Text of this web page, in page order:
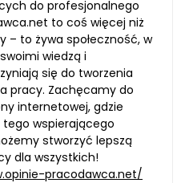
do profesjonalnego
to coś więcej niż
to żywa społeczność, w
wiedzą i
się do tworzenia
pracy. Zachęcamy do
internetowej, gdzie
wspierającego
stworzyć lepszą
dla wszystkich!
pracodawca.net/